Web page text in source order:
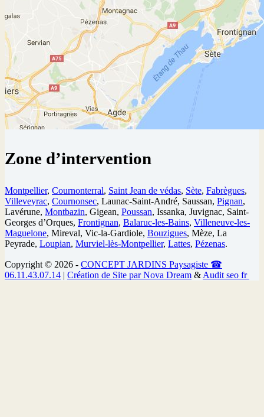
Zone d’intervention
Montpellier, Cournonterral, Saint Jean de védas, Sète, Fabrègues,
Villeveyrac, Cournonsec, Launac-Saint-André, Saussan, Pignan,
Lavérune, Montbazin, Gigean, Poussan, Issanka, Juvignac, Saint-
Georges d’Orques, Frontignan, Balaruc-les-Bains, Villeneuve-les-
Maguelone, Mireval, Vic-la-Gardiole, Bouzigues, Mèze, La
Peyrade, Loupian, Murviel-lès-Montpellier, Lattes, Pézenas.
Copyright © 2026 - CONCEPT JARDINS Paysagiste ☎
06.11.43.07.14 | Création de Site par Nova Dream & Audit seo fr